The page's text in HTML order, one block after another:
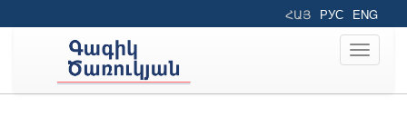
ՀԱՅ РУС ENG
Toggle